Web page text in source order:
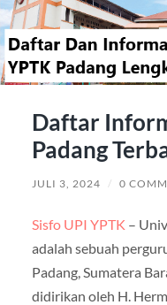
Daftar
Padang
JULI 3, 2024 / 0
Sisfo UPI YPTK –
adalah sebuah
Padang, Sumatera
didirikan oleh H.